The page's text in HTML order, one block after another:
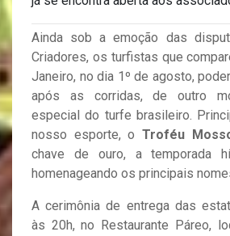
Ainda sob a emoção das
Criadores, os turfistas que
Janeiro, no dia 1º de agosto,
após as corridas, de outro
especial do turfe brasileiro.
nosso esporte, o Troféu
chave de ouro, a temporada
homenageando os principais
A cerimônia de entrega das
às 20h, no Restaurante Páreo,